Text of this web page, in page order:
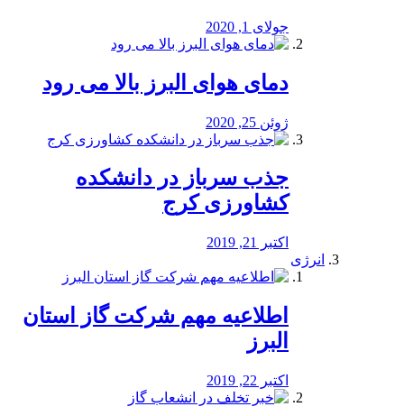
جولای 1, 2020
دمای هوای البرز بالا می رود
ژوئن 25, 2020
جذب سرباز در دانشکده
کشاورزی کرج
اکتبر 21, 2019
انرژی
️اطلاعیه مهم شرکت گاز استان
البرز
اکتبر 22, 2019